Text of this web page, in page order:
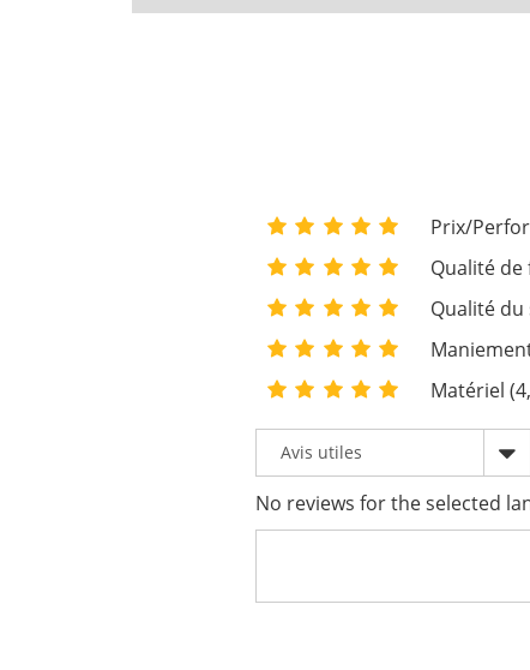
Prix/
Qualité de
Qualité du
Matériel
No reviews for the selected